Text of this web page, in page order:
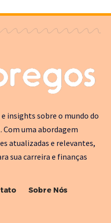
insights sobre o mundo do
uma abordagem
atualizadas e relevantes,
sua carreira e finanças
Sobre Nós